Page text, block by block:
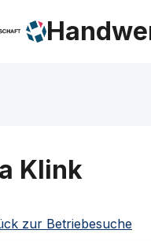
Klink
zur Betriebesuche